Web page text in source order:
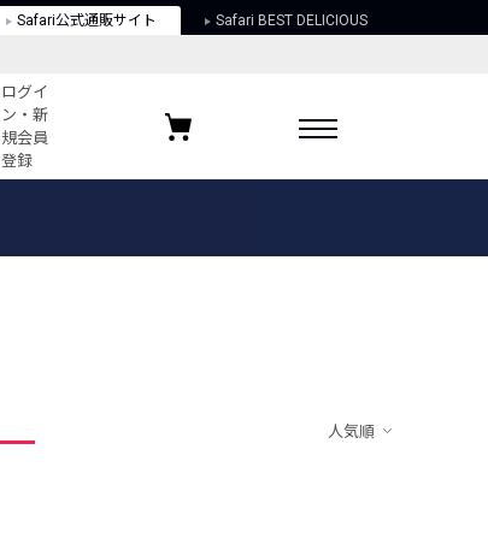
Safari公式通販サイト Safari BEST DELICIOUS
ログイ
ン・新
規会員
登録
お気に入りブランド
人気順